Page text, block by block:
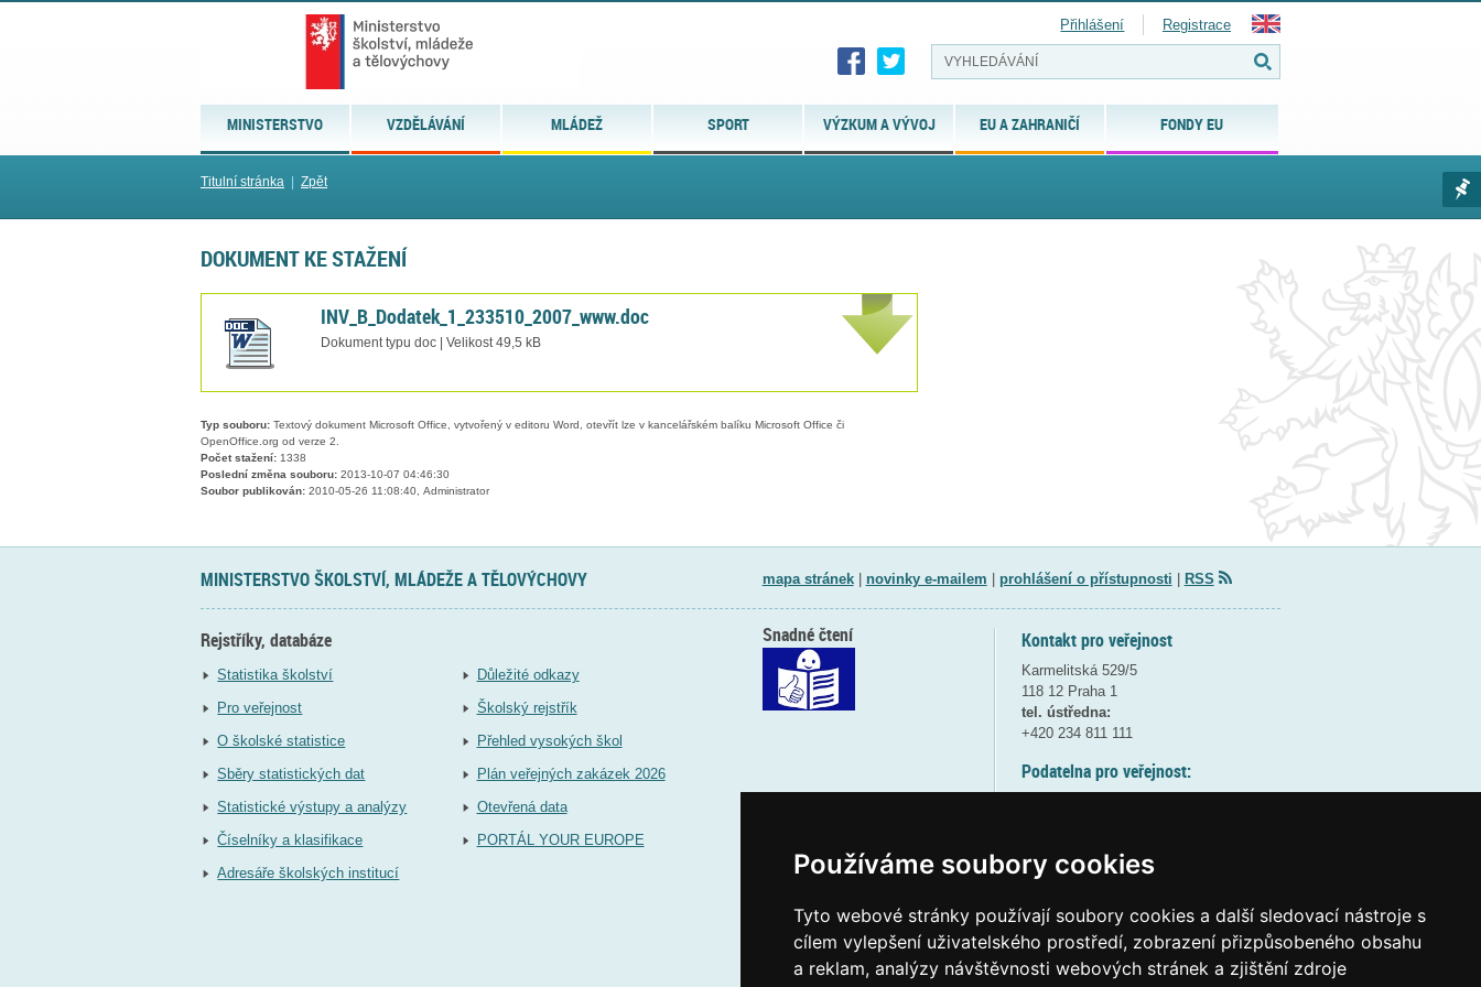
Používáme soubory cookies
Tyto webové stránky používají soubory cookies a další sledovací nástroje s
cílem vylepšení uživatelského prostředí, zobrazení přizpůsobeného obsahu
a reklam, analýzy návštěvnosti webových stránek a zjištění zdroje
MINISTERSTVO VZDĚLÁVÁNÍ MLÁDEŽ SPORT VÝZKUM A VÝVOJ EU A ZAHRANIČÍ FONDY EU
Přihlášení Registrace
Titulní stránka Zpět
DOKUMENT KE STAŽENÍ
INV_B_Dodatek_1_233510_2007_www.doc
Dokument typu doc | Velikost 49,5 kB
Typ souboru: Textový dokument Microsoft Office, vytvořený v editoru Word, otevřít lze v kancelářském balíku Microsoft Office či
OpenOffice.org od verze 2.
Počet stažení: 1338
Poslední změna souboru: 2013-10-07 04:46:30
Soubor publikován: 2010-05-26 11:08:40, Administrator
MINISTERSTVO ŠKOLSTVÍ, MLÁDEŽE A TĚLOVÝCHOVY mapa stránek| novinky e-mailem prohlášení o přístupnosti RSS
Rejstříky, databáze
Statistika školství
Pro veřejnost
O školské statistice
Sběry statistických dat
Statistické výstupy a analýzy
Číselníky a klasifikace
Adresáře školských institucí
Důležité odkazy
Školský rejstřík
Přehled vysokých škol
Plán veřejných zakázek 2026
Otevřená data
PORTÁL YOUR EUROPE
Kontakt pro veřejnost
Karmelitská 529/5
118 12 Praha 1
tel. ústředna:
+420 234 811 111
Podatelna pro veřejnost:
(více informací
Elektronická podatelna:
posta@msmtgov cz
Snadné čtení